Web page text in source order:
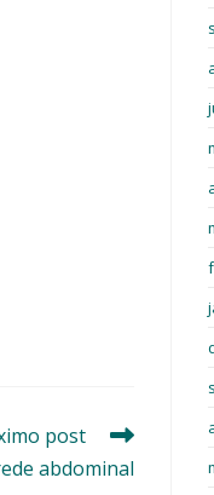
post
abdominal